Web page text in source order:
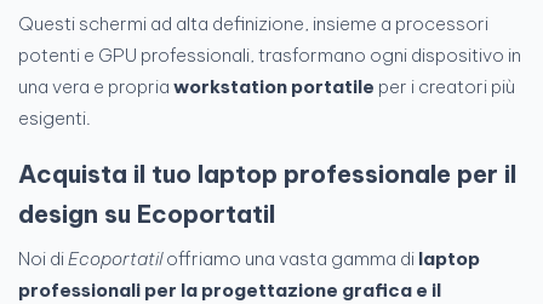
Questi schermi ad alta definizione, insieme a processori
potenti e GPU professionali, trasformano ogni dispositivo in
una vera e propria workstation portatile per i creatori più
esigenti.
Acquista il tuo laptop professionale per il
design su Ecoportatil
Noi diEcoportatiloffriamo una vasta gamma di laptop
professionali per la progettazione grafica e il